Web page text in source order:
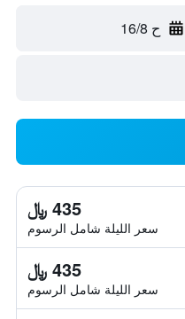
ح 16/8
435 ﷼
سعر الليلة شامل الرسوم
435 ﷼
سعر الليلة شامل الرسوم